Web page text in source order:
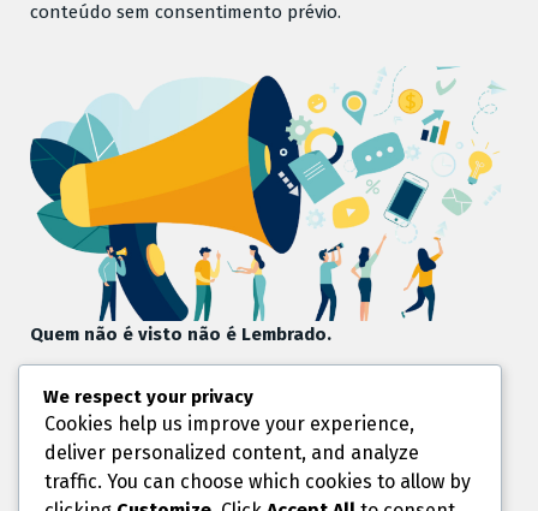
conteúdo sem consentimento prévio.
Quem não é visto não é Lembrado.
serviço.
Valorize sua Marca.
Aqui temos o espaço ideal para você.
Entre em Contato Conosco:
contato@portaljandira.com.br
We respect your privacy
Cookies help us improve your experience,
deliver personalized content, and analyze
traffic. You can choose which cookies to allow by